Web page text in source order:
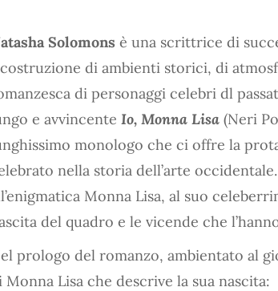
Solomons è una scrittrice di
di ambienti storici, di
di personaggi celebri dl
e avvincente Io, Monna Lisa (Neri
monologo che ci offre la
nella storia dell’arte
Monna Lisa, al suo
del quadro e le vicende che
prologo del romanzo, ambientato al
Monna Lisa che descrive la sua nascita: